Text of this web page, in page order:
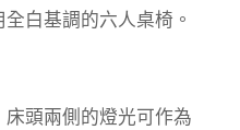
白基調的六人桌椅。
頭兩側的燈光可作為